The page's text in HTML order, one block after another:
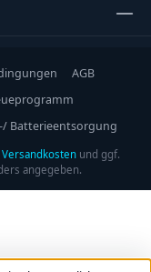
AGB
Batterieentsorgung
Versandkosten und ggf.
angegeben.